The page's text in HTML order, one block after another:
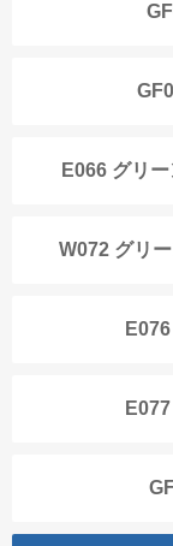
E066 グリ
W072 グリ